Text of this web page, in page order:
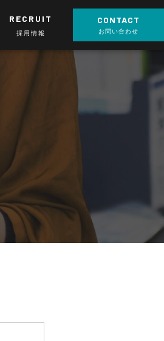
RECRUIT
採用情報
CONTACT
お問い合わせ